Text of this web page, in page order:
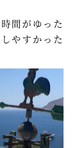
間がゆった
やすかった